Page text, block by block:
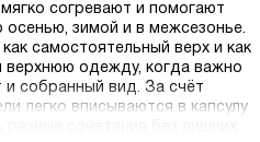
согревают и помогают
зимой и в межсезонье.
самостоятельный верх и как
верхнюю одежду, когда важно
и собранный вид. За счёт
легко вписываются в капсулу